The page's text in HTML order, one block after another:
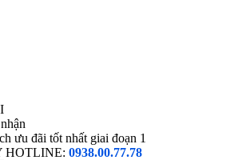
ưu đãi tốt nhất giai đoạn 1
HOTLINE: 0938.00.77.78